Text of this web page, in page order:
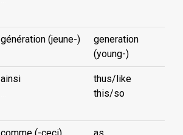
génération (jeune-)
generation
(young-)
ainsi
thus/like
this/so